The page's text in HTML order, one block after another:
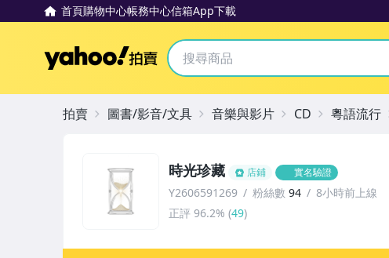
首頁購物中心帳務中心信箱App下載
Yahoo拍賣
時光珍藏 店鋪 實名驗證
Y2606591269 粉絲數 94
8小時前上線
正評 96.2% (49)
拍賣 圖書/影音/文具 音樂與影片 CD 粵語流行